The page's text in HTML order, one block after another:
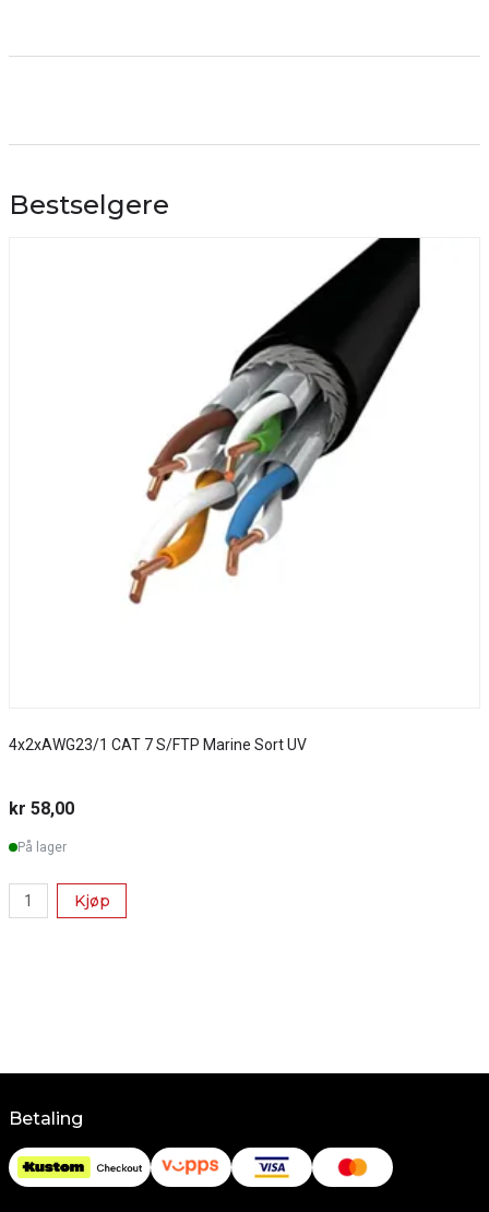
Bestselgere
4x2xAWG23/1 CAT 7 S/FTP Marine Sort UV
kr 58,00
På lager
Kjøp
Betaling